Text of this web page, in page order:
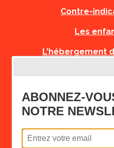
Contre-
Les
L'hébergement
Fiches
Tous à
ABONNEZ-
NOTRE